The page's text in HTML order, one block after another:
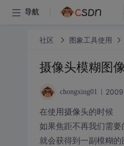
导航
社区 图象工具使用
摄像头模糊图
chongxing01
在使用摄像头的时候
如果焦距不再我们需要
就会获得到一副模糊的